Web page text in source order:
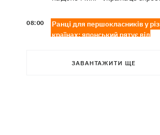
08:00
Ранці для першокласників у
країнах: японський рятує від
ЗАВАНТАЖИТИ ЩЕ